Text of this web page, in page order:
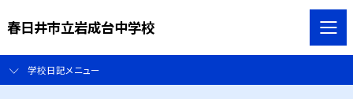
春日井市立岩成台中学校
学校日記メニュー